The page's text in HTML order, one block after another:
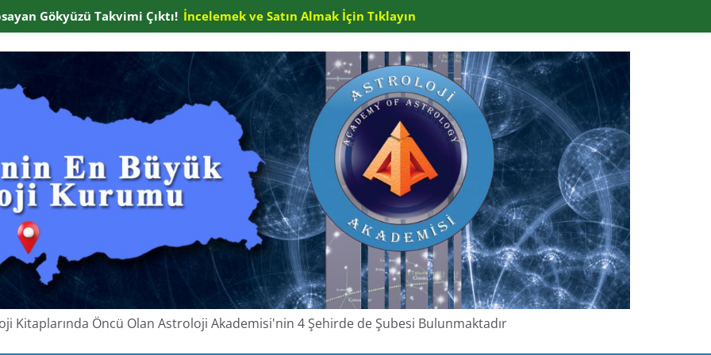
Kitaplarında Öncü Olan Astroloji Akademisi'nin 4 Şehirde de Şubesi Bulunmaktadır
Gökyüzü Takvimi Çıktı! İncelemek ve Satın Almak İçin Tıklayın